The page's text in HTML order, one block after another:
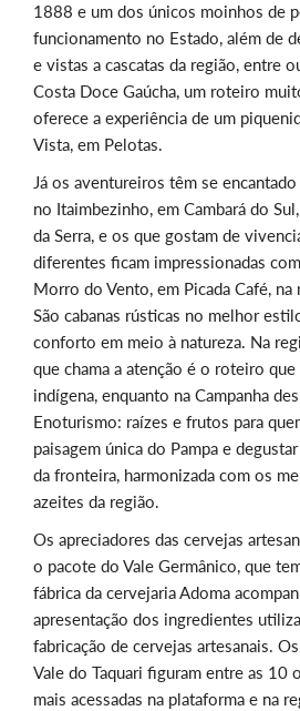
1888 e um dos únicos moinhos de
funcionamento no Estado, além de
e vistas a cascatas da região, entre
Costa Doce Gaúcha, um roteiro
oferece a experiência de um
Vista, em Pelotas.
Já os aventureiros têm se
no Itaimbezinho, em Cambará do
da Serra, e os que gostam de
diferentes ficam impressionadas
Morro do Vento, em Picada Café,
São cabanas rústicas no melhor
conforto em meio à natureza. Na
que chama a atenção é o roteiro que
indígena, enquanto na Campanha
Enoturismo: raízes e frutos para
paisagem única do Pampa e
da fronteira, harmonizada com os
azeites da região.
Os apreciadores das cervejas
o pacote do Vale Germânico, que
fábrica da cervejaria Adoma
apresentação dos ingredientes
fabricação de cervejas artesanais.
Vale do Taquari figuram entre as 10
mais acessadas na plataforma e na